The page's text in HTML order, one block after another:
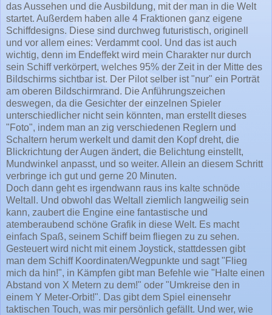
das Aussehen und die Ausbildung, mit der man in die Welt
startet. Außerdem haben alle 4 Fraktionen ganz eigene
Schiffdesigns. Diese sind durchweg futuristisch, originell
und vor allem eines: Verdammt cool. Und das ist auch
wichtig, denn im Endeffekt wird mein Charakter nur durch
sein Schiff verkörpert, welches 95% der Zeit in der Mitte des
Bildschirms sichtbar ist. Der Pilot selber ist "nur" ein Porträt
am oberen Bildschirmrand. Die Anführungszeichen
deswegen, da die Gesichter der einzelnen Spieler
unterschiedlicher nicht sein könnten, man erstellt dieses
"Foto", indem man an zig verschiedenen Reglern und
Schaltern herum werkelt und damit den Kopf dreht, die
Blickrichtung der Augen ändert, die Belichtung einstellt,
Mundwinkel anpasst, und so weiter. Allein an diesem Schritt
verbringe ich gut und gerne 20 Minuten.
Doch dann geht es irgendwann raus ins kalte schnöde
Weltall. Und obwohl das Weltall ziemlich langweilig sein
kann, zaubert die Engine eine fantastische und
atemberaubend schöne Grafik in diese Welt. Es macht
einfach Spaß, seinem Schiff beim fliegen zu zu sehen.
Gesteuert wird nicht mit einem Joystick, stattdessen gibt
man dem Schiff Koordinaten/Wegpunkte und sagt "Flieg
mich da hin!", in Kämpfen gibt man Befehle wie "Halte einen
Abstand von X Metern zu dem!" oder "Umkreise den in
einem Y Meter-Orbit!". Das gibt dem Spiel einensehr
taktischen Touch, was mir persönlich gefällt. Und wer, wie